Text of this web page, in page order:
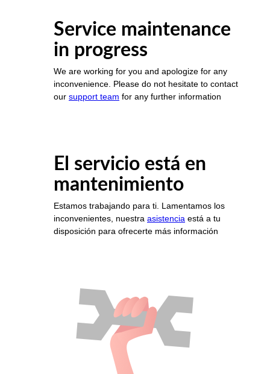
Service maintenance
in progress
We are working for you and apologize for any
inconvenience. Please do not hesitate to contact
our support team for any further information
El servicio está en
mantenimiento
Estamos trabajando para ti. Lamentamos los
inconvenientes, nuestra asistencia está a tu
disposición para ofrecerte más información